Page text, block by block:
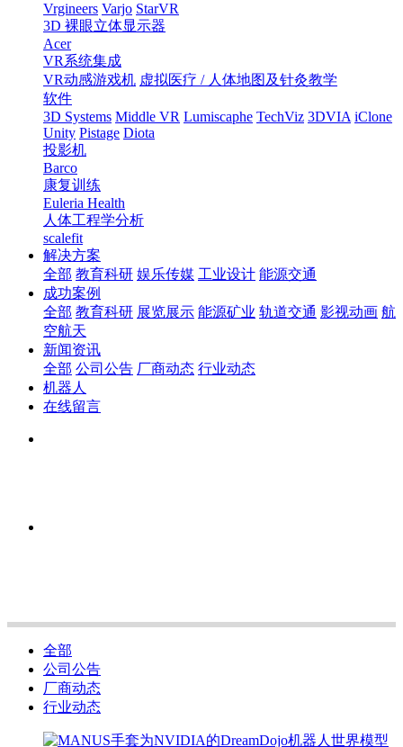
Vrgineers Varjo StarVR
3D 裸眼立体显示器
Acer
VR系统集成
VR动感游戏机 虚拟医疗 / 人体地图及针灸教学
软件
3D Systems Middle VR Lumiscaphe TechViz 3DVIA iClone
Unity Pistage Diota
投影机
Barco
康复训练
Euleria Health
人体工程学分析
scalefit
解决方案
全部 教育科研 娱乐传媒 工业设计 能源交通
成功案例
全部 教育科研 展览展示 能源矿业 轨道交通 影视动画 航
空航天
新闻资讯
全部 公司公告 厂商动态 行业动态
机器人
在线留言
全部
公司公告
厂商动态
行业动态